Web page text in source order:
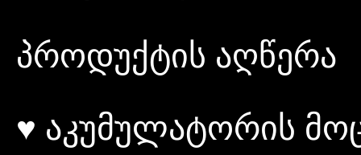
პროდუქტის აღწერა
♥ აკუმულატორის